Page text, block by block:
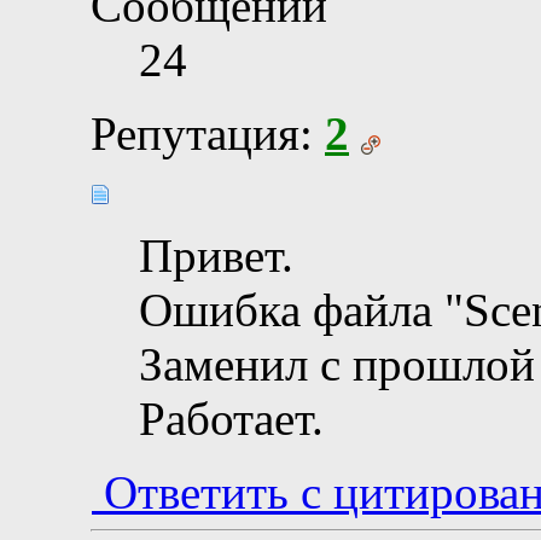
24
Репутация: 2
Привет.
Ошибка файла
Заменил с прошлой
Работает.
Ответить с